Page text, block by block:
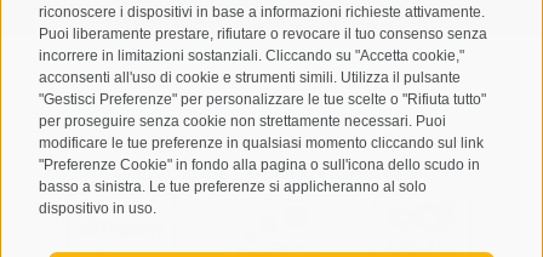
riconoscere i dispositivi in base a informazioni richieste attivamente.
Puoi liberamente prestare, rifiutare o revocare il tuo consenso senza
incorrere in limitazioni sostanziali. Cliccando su "Accetta cookie,"
acconsenti all'uso di cookie e strumenti simili. Utilizza il pulsante
"Gestisci Preferenze" per personalizzare le tue scelte o "Rifiuta tutto"
per proseguire senza cookie non strettamente necessari. Puoi
modificare le tue preferenze in qualsiasi momento cliccando sul link
"Preferenze Cookie" in fondo alla pagina o sull'icona dello scudo in
basso a sinistra. Le tue preferenze si applicheranno al solo
dispositivo in uso.
Mappa del sito • Credits • Cookie Policy • Privacy •
Preferenze Cookies • created with passion by